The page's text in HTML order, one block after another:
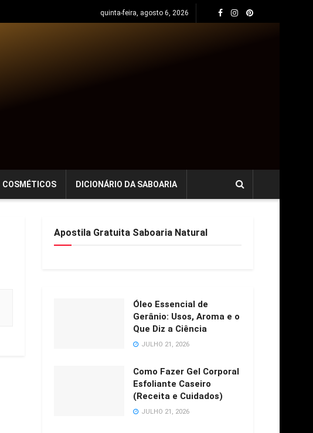
quinta-feira, agosto 6, 2026
COSMÉTICOS DICIONÁRIO DA SABOARIA
Apostila Gratuita Saboaria Natural
Óleo Essencial de
Gerânio: Usos, Aroma e o
Que Diz a Ciência
JULHO 21, 2026
Como Fazer Gel Corporal
Esfoliante Caseiro
(Receita e Cuidados)
JULHO 21, 2026